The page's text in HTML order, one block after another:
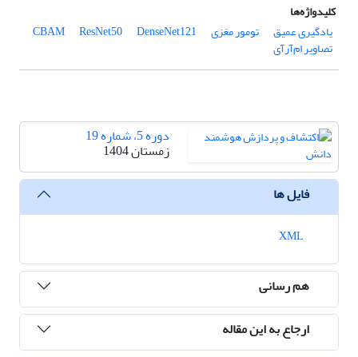
کلیدواژه‌ها
یادگیری عمیق
تومور مغزی CBAM ResNet50 DenseNet121
تصاویر ام‌آرآی
دوره 5، شماره 19
زمستان 1404
فایل ها
هم رسانی
ارجاع به این مقاله